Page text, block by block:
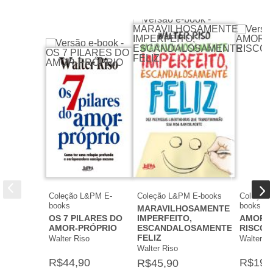
estudado filosofia e bioética e se
especializado em terapia cognitiva.
Além de terapeuta, é professor
universitário. É autor de vários best-
sellers internacionais, dentre os
quaisAmar ou depender?,Ler mais
Seja o primeiro a opinar sobre este livro
Coleção L&PM E-
books
OS 7 PILARES DO
AMOR-PRÓPRIO
Walter Riso
R$44,90
Coleção L&PM E-books
MARAVILHOSAMENTE
IMPERFEITO,
ESCANDALOSAMENTE
FELIZ
Walter Riso
R$45,90
Coleção
books
RISCO
Walter